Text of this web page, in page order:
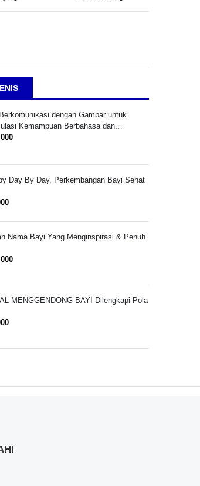
dengan Gambar untuk
Kemampuan Berbahasa dan
Anak
Day By Day, Perkembangan Bayi Sehat
Nama Bayi Yang Menginspirasi & Penuh
MENGGENDONG BAYI Dilengkapi Pola